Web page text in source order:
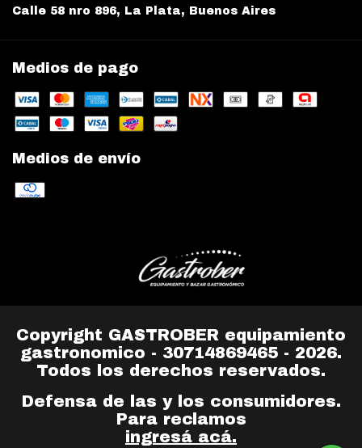
Calle 58 nro 896, La Plata, Buenos Aires
Medios de pago
Medios de envío
Copyright GASTROBER equipamiento
gastronomico - 30714869465 - 2026.
Todos los derechos reservados.
Defensa de las y los consumidores.
Para reclamos
ingresá acá.